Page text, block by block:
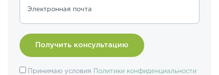
Электронная почта
Принимаю условия
Политики конфиденциальности